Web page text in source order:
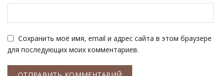
Сохранить моё имя, email и адрес сайта в этом браузере
для последующих моих комментариев.